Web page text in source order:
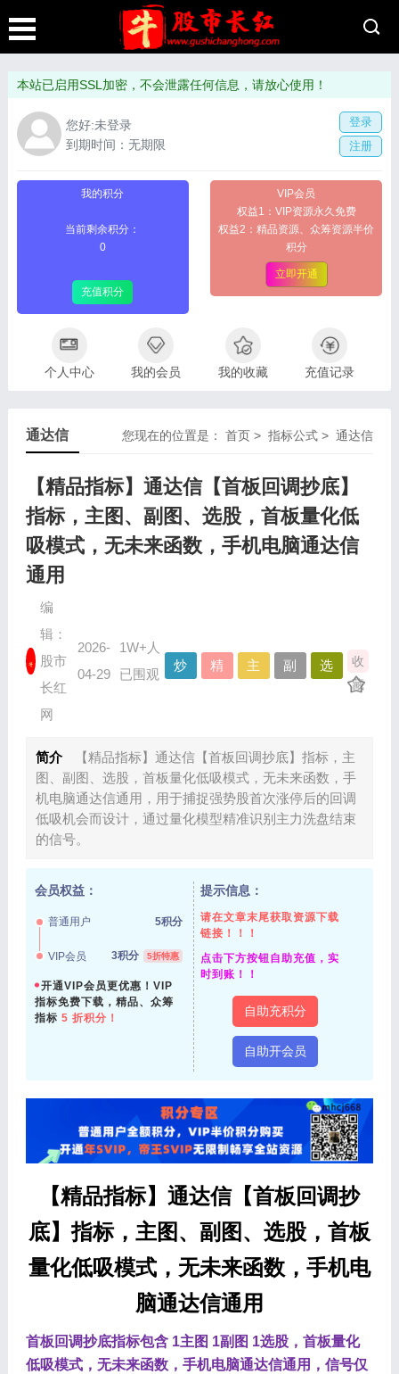
本站已启用SSL加密，不会泄露任何信息，请放心使用！
您好:未登录
到期时间：无期限
登录
注册
我的积分
当前剩余积分：
0
充值积分
VIP会员
权益1：VIP资源永久免费
权益2：精品资源、众筹资源半价
积分
立即开通
个人中心 我的会员 我的收藏 充值记录
您现在的位置是：首页 >指标公式 >通达信
通达信
【精品指标】通达信【首板回调抄底】
指标，主图、副图、选股，首板量化低
吸模式，无未来函数，手机电脑通达信
通用
编
辑：
股市
长红
网
2026-
04-29
1W+人
已围观
炒
精
主
副
选
收
藏
简介
【精品指标】通达信【首板回调抄底】指标，主
图、副图、选股，首板量化低吸模式，无未来函数，手
机电脑通达信通用，用于捕捉强势股首次涨停后的回调
低吸机会而设计，通过量化模型精准识别主力洗盘结束
的信号。
会员权益：
普通用户 5积分
VIP会员 3积分 5折特惠
开通VIP会员更优惠！VIP
指标免费下载，精品、众筹
指标 5 折积分！
提示信息：
请在文章末尾获取资源下载
链接！！！
点击下方按钮自助充值，实
时到账！！
自助充积分
自助开会员
【精品指标】通达信【首板回调抄
底】指标，主图、副图、选股，首板
量化低吸模式，无未来函数，手机电
脑通达信通用
首板回调抄底指标包含 1主图 1副图 1选股，首板量化
低吸模式，无未来函数，手机电脑通达信通用，信号仅